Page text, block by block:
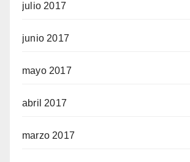
julio 2017
junio 2017
mayo 2017
abril 2017
marzo 2017